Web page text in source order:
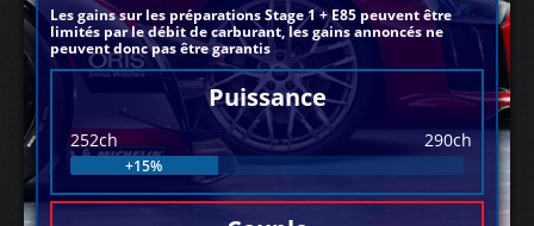
Les gains sur les préparations Stage 1 + E85 peuvent être
limités par le débit de carburant, les gains annoncés ne
peuvent donc pas être garantis
Puissance
252ch 290ch
+15%